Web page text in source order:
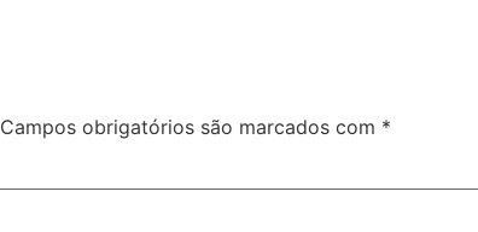
Campos obrigatórios são marcados com *